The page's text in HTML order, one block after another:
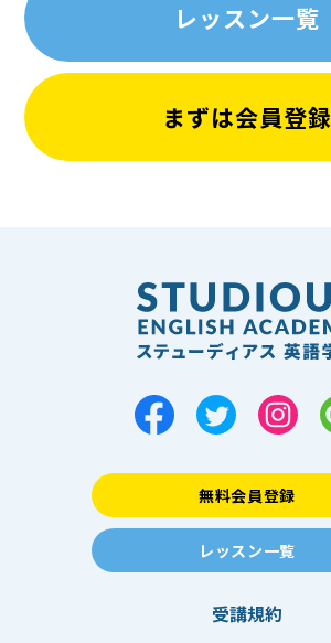
レッスン一覧
まずは会員登録
無料会員登録
レッスン一覧
受講規約